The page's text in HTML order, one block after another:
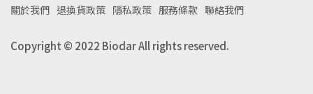
關於我們 退換貨政策 隱私政策 服務條款 聯絡我們
Copyright © 2022 Biodar All rights reserved.